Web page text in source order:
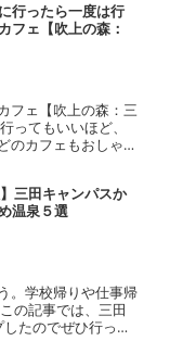
行ったら一度は行
フェ【吹上の森：
フェ【吹上の森：三
ってもいいほど、
のカフェもおしゃれ
】三田キャンパスか
温泉５選
。学校帰りや仕事帰
の記事では、三田
たのでぜひ行って